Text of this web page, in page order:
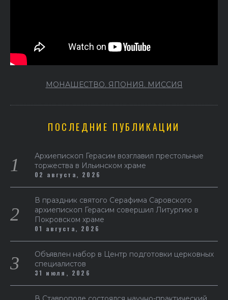
МОНАШЕСТВО. ЯПОНИЯ. МИССИЯ
ПОСЛЕДНИЕ ПУБЛИКАЦИИ
Архиепископ Герасим возглавил престольные
торжества в Ильинском храме
02 августа, 2026
В праздник святого Серафима Саровского
архиепископ Герасим совершил Литургию в
Покровском храме
01 августа, 2026
Объявлен набор в Центр подготовки церковных
специалистов
31 июля, 2026